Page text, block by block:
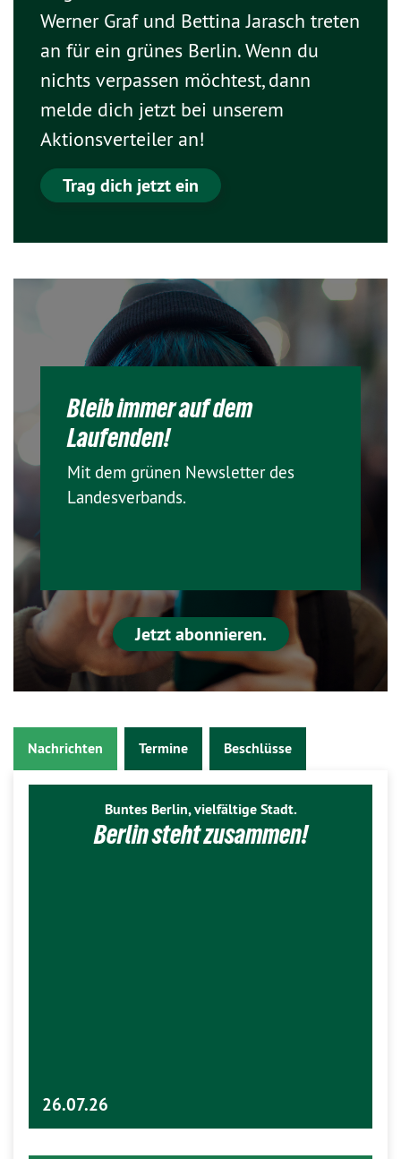
Werner Graf und Bettina Jarasch treten
an für ein grünes Berlin. Wenn du
nichts verpassen möchtest, dann
melde dich jetzt bei unserem
Aktionsverteiler an!
Trag dich jetzt ein
Bleib immer auf dem
Laufenden!
Mit dem grünen Newsletter des
Landesverbands.
Jetzt abonnieren.
Nachrichten Termine Beschlüsse
Buntes Berlin, vielfältige Stadt.
Berlin steht zusammen!
26.07.26